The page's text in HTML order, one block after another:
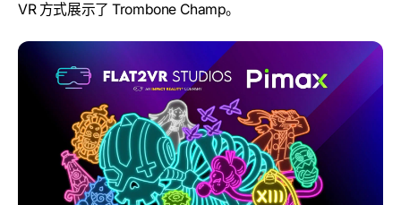
VR 方式展示了 Trombone Champ。